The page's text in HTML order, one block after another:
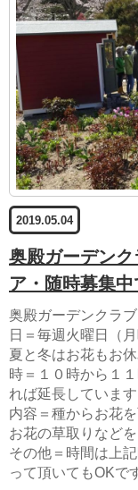
2019.05.04
奥殿ガーデン
ア・随時募集中
奥殿ガーデンクラ
日＝毎週火曜日（
夏と冬はお花もお
時＝１０時から１
れば延長しています
内容＝種からお花
お花の草取りなど
その他＝時間は上
って頂いてもOKで